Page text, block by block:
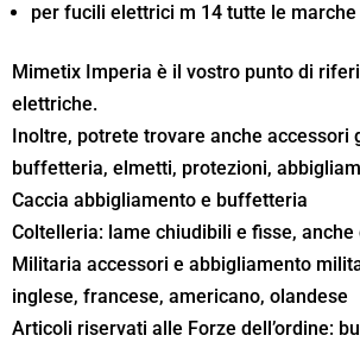
per fucili elettrici m 14 tutte le marche
Mimetix Imperia è il vostro punto di
elettriche.
Inoltre, potrete trovare anche accessori
buffetteria, elmetti, protezioni,
Caccia abbigliamento e buffetteria
Coltelleria: lame chiudibili e fisse, anche
Militaria accessori e abbigliamento
inglese, francese, americano, olandese
Articoli riservati alle Forze dell’ordine: